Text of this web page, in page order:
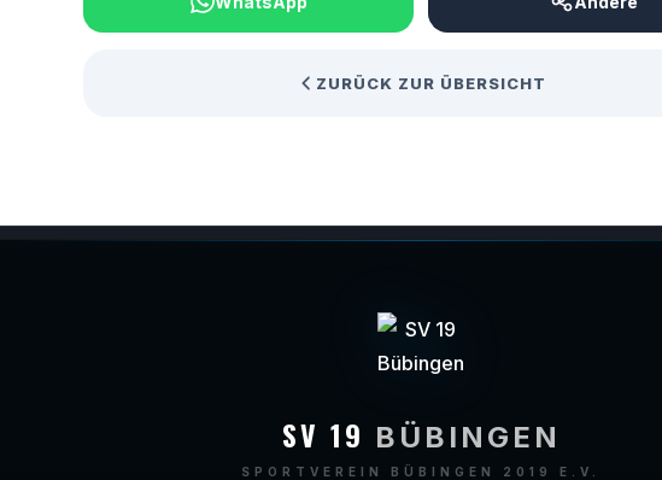
ZURÜCK ZUR ÜBERSICHT
SV 19 BÜBINGEN
SPORTVEREIN BÜBINGEN 2019 E.V.